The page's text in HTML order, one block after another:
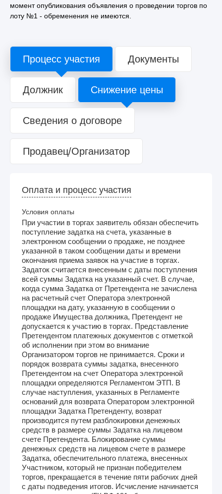
момент опубликования объявления о проведении торгов по
лоту №1 - обременения не имеются.
Процесс участия Документы
Должник Снижение цены
Сведения о договоре
Продавец/Организатор
Оплата и процесс участия
Условия оплаты
При участии в торгах заявитель обязан обеспечить
поступление задатка на счета, указанные в
электронном сообщении о продаже, не позднее
указанной в таком сообщении даты и времени
окончания приема заявок на участие в торгах.
Задаток считается внесенным с даты поступления
всей суммы Задатка на указанный счет. В случае,
когда сумма Задатка от Претендента не зачислена
на расчетный счет Оператора электронной
площадки на дату, указанную в сообщении о
продаже Имущества должника, Претендент не
допускается к участию в торгах. Представление
Претендентом платежных документов с отметкой
об исполнении при этом во внимание
Организатором торгов не принимается. Сроки и
порядок возврата суммы задатка, внесенного
Претендентом на счет Оператора электронной
площадки определяются Регламентом ЭТП. В
случае наступления, указанных в Регламенте
оснований для возврата Оператором электронной
площадки Задатка Претенденту, возврат
производится путем разблокировки денежных
средств в размере суммы Задатка на лицевом
счете Претендента. Блокирование суммы
денежных средств на лицевом счете в размере
Задатка, обеспечительного платежа, внесенных
Участником, который не признан победителем
торгов, прекращается в течение пяти рабочих дней
с даты подведения итогов. Исчисление начинается